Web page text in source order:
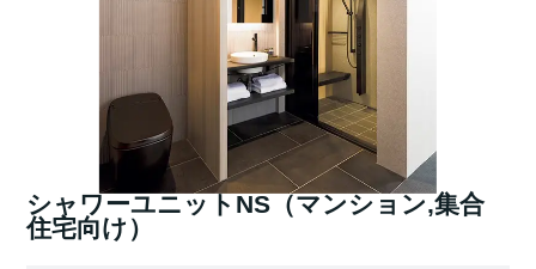
シャワーユニットNS（マンション,集合
住宅向け）